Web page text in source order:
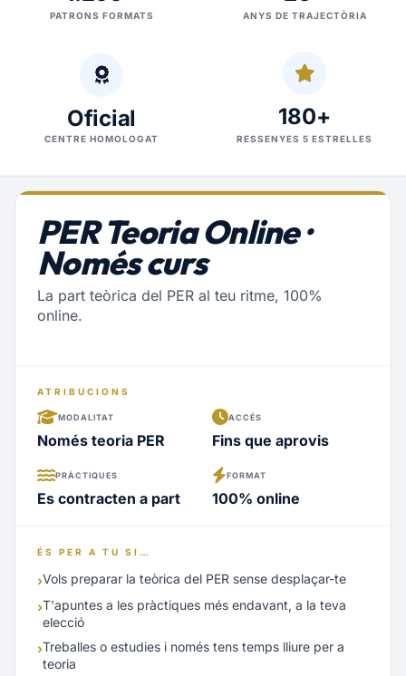
PATRONS FORMATS ANYS DE TRAJECTÒRIA
Oficial
CENTRE HOMOLOGAT
180+
RESSENYES 5 ESTRELLES
PER Teoria Online ·
Només curs
La part teòrica del PER al teu ritme, 100%
online.
ATRIBUCIONS
MODALITAT
Només teoria PER
ACCÉS
Fins que aprovis
PRÀCTIQUES
Es contracten a part
FORMAT
100% online
ÉS PER A TU SI…
›Vols preparar la teòrica del PER sense desplaçar-te
›T'apuntes a les pràctiques més endavant, a la teva
elecció
›Treballes o estudies i només tens temps lliure per a
teoria